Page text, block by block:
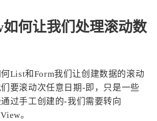
如何让我们处理滚动数
List和Form我们让创建数据的滚动
要滚动次任意日期-即，只是一些
过手工创建的-我们需要转向
。